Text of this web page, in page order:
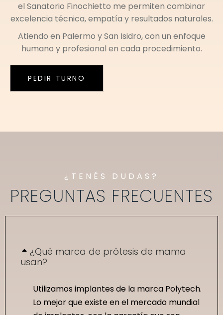
el Sanatorio Finochietto me permiten combinar
excelencia técnica, empatía y resultados naturales.
Atiendo en Palermo ySan Isidro, con un enfoque
humano y profesional en cada procedimiento.
PEDIR TURNO
¿TENÉS DUDAS?
PREGUNTAS FRECUENTES
¿Qué marca de prótesis de mama
usan?
Utilizamos implantes de la marca Polytech.
Lo mejor que existe en el mercado mundial